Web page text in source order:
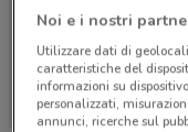
Noi e i nostri
Utilizzare dati di
caratteristiche del
informazioni su
personalizzati,
annunci, ricerche sul